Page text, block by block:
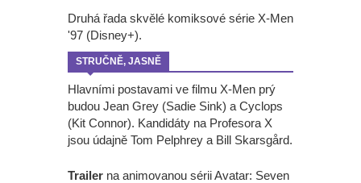
Druhá řada skvělé komiksové série X-Men
'97 (Disney+).
STRUČNĚ, JASNĚ
Hlavními postavami ve filmu X-Men prý
budou Jean Grey (Sadie Sink) a Cyclops
(Kit Connor). Kandidáty na Profesora X
jsou údajně Tom Pelphrey a Bill Skarsgård.
Trailer na animovanou sérii Avatar: Seven